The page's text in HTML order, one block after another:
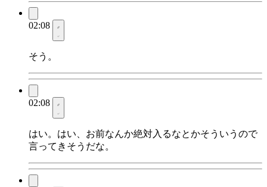
02:08
そう。
02:08
はい。はい、お前なんか絶対入るなとかそういうので
言ってきそうだな。